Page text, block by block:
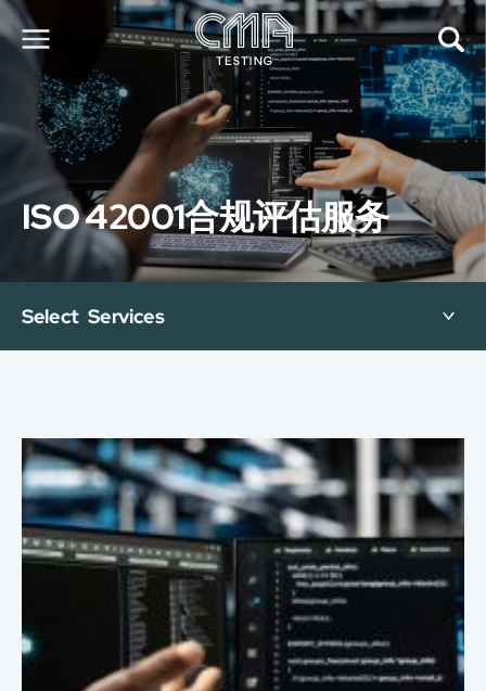
关于我们
我们的服务
最新消息
加入我们
环球支援
联络我们
服务申请
工厂服务预约
ISO 42001合规评估服务
Select Services